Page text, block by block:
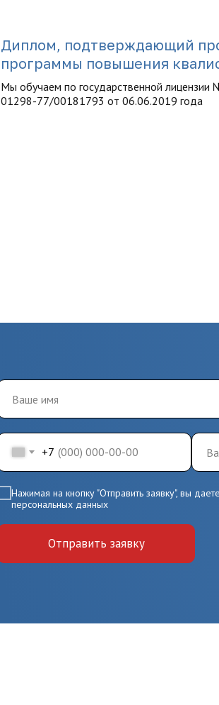
Мы обучаем по государственной
01298-77/00181793 от 06.06.2019 года
Диплом, подтверждающий
программы повышения
+7
Нажимая на кнопку "Отправить заявку", вы
персональных данных
Отправить заявку